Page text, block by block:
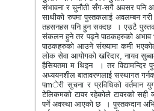
संभावना र चुनौती सँग-सगै अवसर पनि
साथीको रुपमा पुस्तकलाई अवलम्बन गरी
तहसनहस पनि हुन सक्दछ
। एउटै
संकलन हुने तर पढ्ने पाठकहरुको अभाव
पाठकहरुको आउने संख्यामा कमी
लोक सेवा आयोगको खरिदार, नायव
हैसियतमा म थिइन
। तर
अध्ययनशील बातावरणलाई सस्थागत
पmेरी सुचना र प्रविधिको वर्तमान
टेलिकमको टावर रहेकोले टावरको सही
पर्ने अवस्था आएको छ
। पुस्तकदान